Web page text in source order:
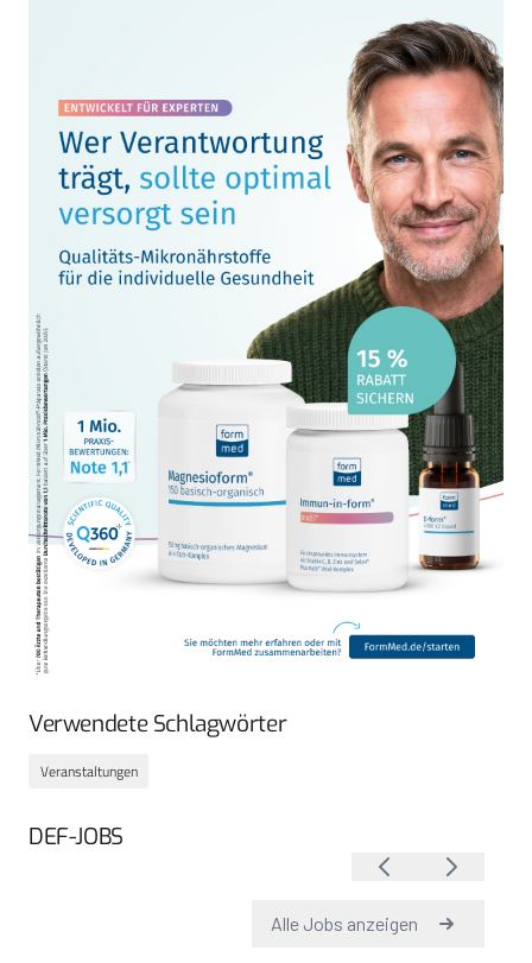
Verwendete Schlagwörter
Veranstaltungen
DEF-JOBS